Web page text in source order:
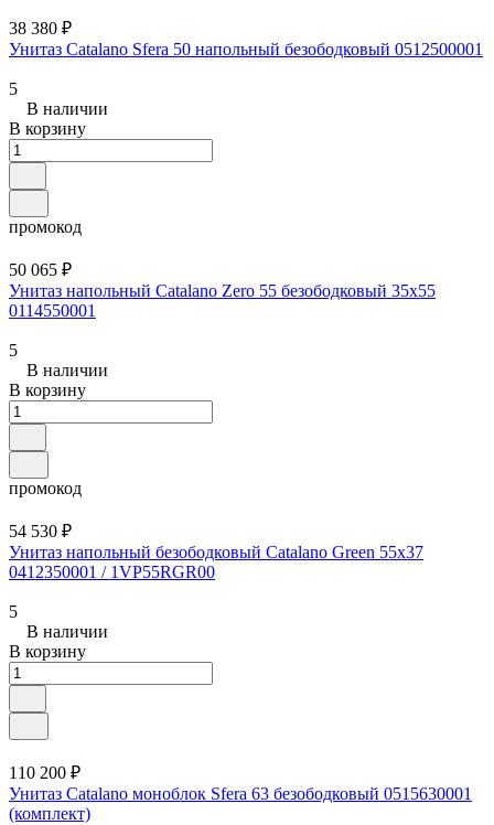
38 380 ₽
Унитаз Catalano Sfera 50 напольный безободковый 0512500001
5
В наличии
В корзину
промокод
50 065 ₽
Унитаз напольный Catalano Zero 55 безободковый 35x55
0114550001
5
В наличии
В корзину
промокод
54 530 ₽
Унитаз напольный безободковый Catalano Green 55x37
0412350001 / 1VP55RGR00
5
В наличии
В корзину
110 200 ₽
Унитаз Catalano моноблок Sfera 63 безободковый 0515630001
(комплект)